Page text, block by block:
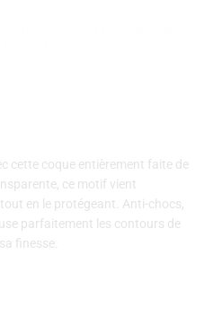
cette coque entièrement faite de
ce motif vient
en le protégeant. Anti-chocs,
parfaitement les contours de
finesse.